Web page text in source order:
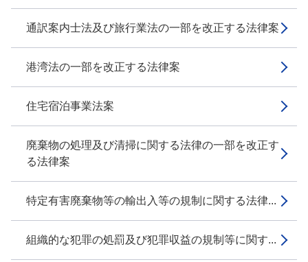
通訳案内士法及び旅行業法の一部を改正する法律案
港湾法の一部を改正する法律案
住宅宿泊事業法案
廃棄物の処理及び清掃に関する法律の一部を改正す
る法律案
特定有害廃棄物等の輸出入等の規制に関する法律...
組織的な犯罪の処罰及び犯罪収益の規制等に関す...